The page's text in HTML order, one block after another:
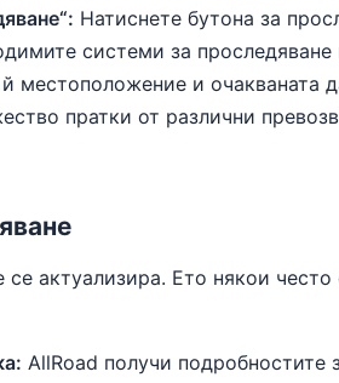
Натиснете бутона за
системи за
и очакваната
пратки от различни
актуализира. Ето някои
AllRoad получи подробностите